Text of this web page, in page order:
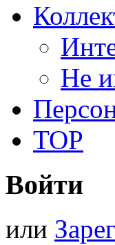
Не
TOP
Войти
или